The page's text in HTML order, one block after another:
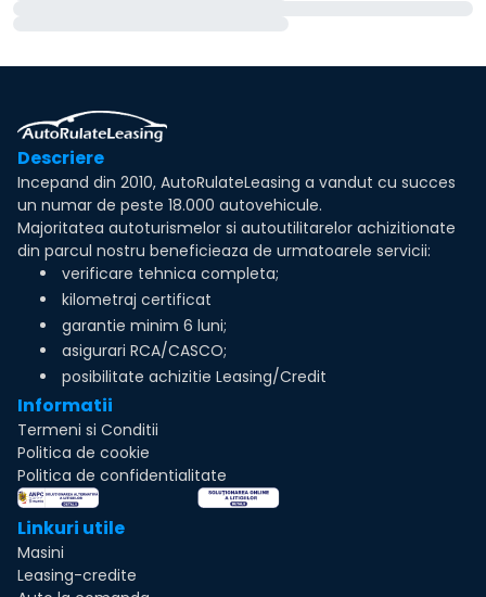
Descriere
Incepand din 2010, AutoRulateLeasing a vandut cu succes
un numar de peste 18.000 autovehicule.
Majoritatea autoturismelor si autoutilitarelor achizitionate
din parcul nostru beneficieaza de urmatoarele servicii:
verificare tehnica completa;
kilometraj certificat
garantie minim 6 luni;
asigurari RCA/CASCO;
posibilitate achizitie Leasing/Credit
Informatii
Termeni si Conditii
Politica de cookie
Politica de confidentialitate
Linkuri utile
Masini
Leasing-credite